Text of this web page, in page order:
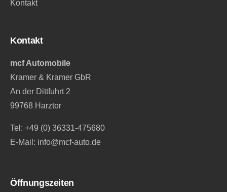
Kontakt
Kontakt
mcf Automobile
Kramer & Kramer GbR
An der Dittfuhrt 2
99768 Harztor
Tel: +49 (0) 36331-475680
E-Mail: info@mcf-auto.de
Öffnungszeiten